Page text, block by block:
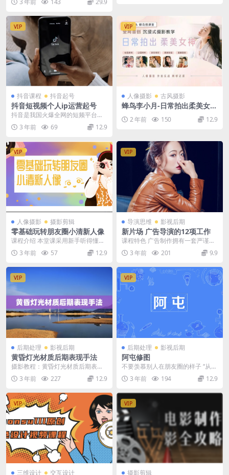
该就是服装和妆容、...
VIP
抖音课程 抖音起号
抖音短视频个人ip运营起号
抖音是我国火爆全网的短频平台，
抖音IP指是在抖音这个平台上打造
的个人品牌。那如何...
3 年前 69 12.9
VIP
人像摄影 古风摄影
蜂鸟李小月-日常拍出柔美女
2 年前 150 12.9
VIP
人像摄影 摄影剪辑
零基础玩转朋友圈小清新人像
课程介绍 本堂课采用新手听得懂的
大白话语言教学，涵盖了人像摄影4
0多个内容。分为...
3 年前 57 12.9
VIP
导演思维 影视后期
新片场 广告导演的12项工作
课程特色 广告制作拥有一套严谨的
流程。任何一支投入使用的广告，
都经历了从创意到交...
3 年前 201 9.9
VIP
后期处理 影视后期
黄昏灯光材质后期表现手法
摄影教程：黄昏灯光材质后期表现
手法 课程介绍 在制作之前，首先我
们可以想象一下黄...
3 年前 227 12.9
VIP
后期处理 影视后期
阿屯修图
不要羡慕别人在朋友圈的样子 “从来
没有人叫过我P图怪，反而粉丝们对
我都很友好。”...
3 年前 194 12.9
VIP
三维设计 交互设计
VIP
摄影剪辑